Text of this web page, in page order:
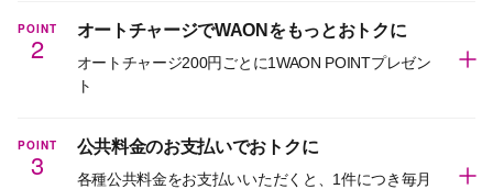
POINT
2
オートチャージでWAONをもっとおトクに
オートチャージ200円ごとに1WAON POINTプレゼン
ト
POINT
3
公共料金のお支払いでおトクに
各種公共料金をお支払いいただくと、1件につき毎月